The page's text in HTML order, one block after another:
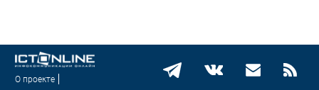
О проекте